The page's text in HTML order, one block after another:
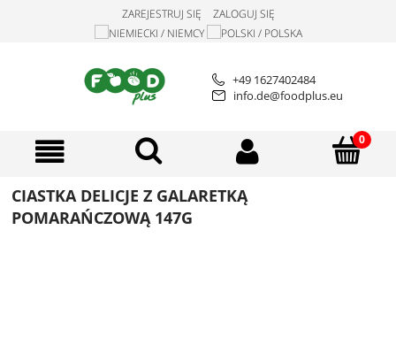
ZAREJESTRUJ SIĘ ZALOGUJ SIĘ
+49 1627402484
info.de@foodplus.eu
CIASTKA DELICJE Z GALARETKĄ
POMARAŃCZOWĄ 147G